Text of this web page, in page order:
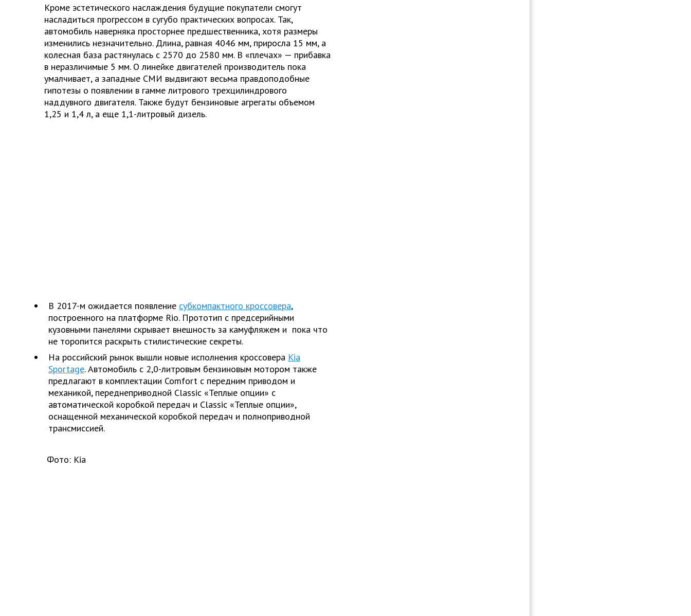
Кроме эстетического наслаждения будущие покупатели смогут
насладиться прогрессом в сугубо практических вопросах. Так,
автомобиль наверняка просторнее предшественника, хотя размеры
изменились незначительно. Длина, равная 4046 мм, приросла 15 мм, а
колесная база растянулась с 2570 до 2580 мм. В «плечах» — прибавка
в неразличимые 5 мм. О линейке двигателей производитель пока
умалчивает, а западные СМИ выдвигают весьма правдоподобные
гипотезы о появлении в гамме литрового трехцилиндрового
наддувного двигателя. Также будут бензиновые агрегаты объемом
1,25 и 1,4 л, а еще 1,1-литровый дизель.
В 2017-м ожидается появление субкомпактного кроссовера,
построенного на платформе Rio. Прототип с предсерийными
кузовными панелями скрывает внешность за камуфляжем и пока что
не торопится раскрыть стилистические секреты.
На российский рынок вышли новые исполнения кроссовера Kia
Sportage. Автомобиль с 2,0-литровым бензиновым мотором также
предлагают в комплектации Comfort с передним приводом и
механикой, переднеприводной Сlassic «Теплые опции» с
автоматической коробкой передач и Classic «Теплые опции»,
оснащенной механической коробкой передач и полноприводной
трансмиссией.
Фото: Kia